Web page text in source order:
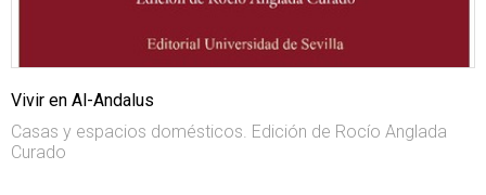
Vivir en Al-Andalus
Casas y espacios domésticos. Edición de Rocío Anglada
Curado